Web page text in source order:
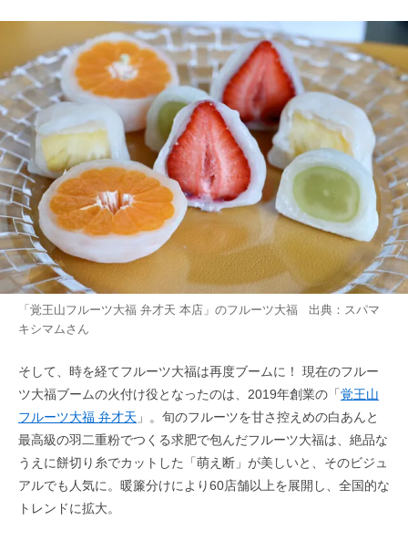
「覚王山フルーツ大福 弁才天 本店」のフルーツ大福 出典： スパマ
キシマム さん
そして、時を経てフルーツ大福は再度ブームに！ 現在のフルー
ツ大福ブームの火付け役となったのは、2019年創業の「覚王山
フルーツ大福 弁才天 」。旬のフルーツを甘さ控えめの白あんと
最高級の羽二重粉でつくる求肥で包んだフルーツ大福は、絶品な
うえに餅切り糸でカットした「萌え断」が美しいと、そのビジュ
アルでも人気に。暖簾分けにより60店舗以上を展開し、全国的な
トレンドに拡大。